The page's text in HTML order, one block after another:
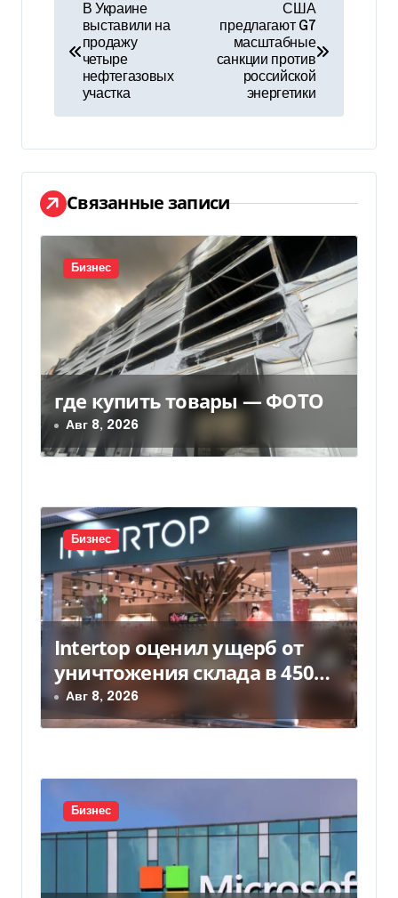
и
г
а
ц
и
я
о
з
а
и
с
я
м
В Украине
выставили на
продажу
четыре
нефтегазовых
участка
США
предлагают G7
масштабные
санкции против
российской
энергетики
Связанные записи
Бизнес
где купить товары — ФОТО
Авг 8, 2026
Бизнес
Intertop оценил ущерб от
уничтожения склада в 450
млн грн
Авг 8, 2026
Бизнес